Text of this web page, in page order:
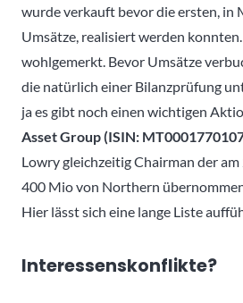
wurde verkauft bevor die ersten, in
Umsätze, realisiert werden
wohlgemerkt. Bevor Umsätze
die natürlich einer Bilanzprüfung
ja es gibt noch einen wichtigen
Asset Group (ISIN:
Lowry gleichzeitig Chairman der
400 Mio von Northern
Hier lässt sich eine lange Liste
Interessenskonflikte?